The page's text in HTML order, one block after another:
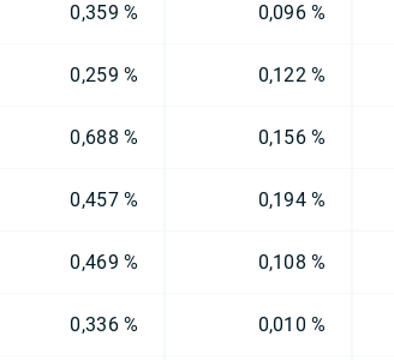
0,359 % 0,096 %
0,259 % 0,122 %
0,688 % 0,156 %
0,457 % 0,194 %
0,469 % 0,108 %
0,336 % 0,010 %